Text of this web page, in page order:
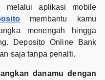
melalui aplikasi mobile
membantu kamu
menengah hingga
Deposito Online Bank
saja tanpa penalti.
danamu dengan